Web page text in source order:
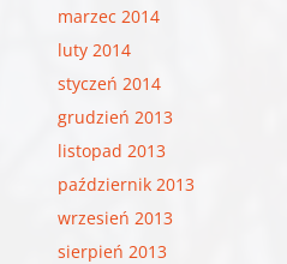
marzec 2014
luty 2014
styczeń 2014
grudzień 2013
listopad 2013
październik 2013
wrzesień 2013
sierpień 2013